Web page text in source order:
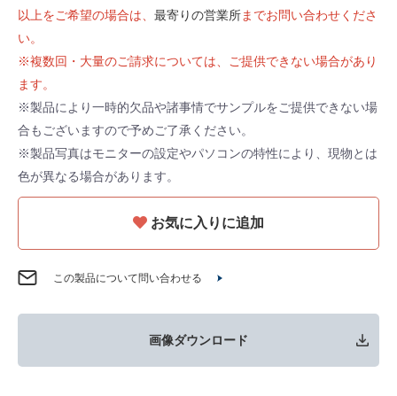
以上をご希望の場合は、 最寄りの営業所までお問い合わせくださ
い。
※複数回・大量のご請求については、ご提供できない場合があり
ます。
※製品により一時的欠品や諸事情でサンプルをご提供できない場
合もございますので予めご了承ください。
※製品写真はモニターの設定やパソコンの特性により、現物とは
色が異なる場合があります。
お気に入りに追加
この製品について問い合わせる
画像ダウンロード